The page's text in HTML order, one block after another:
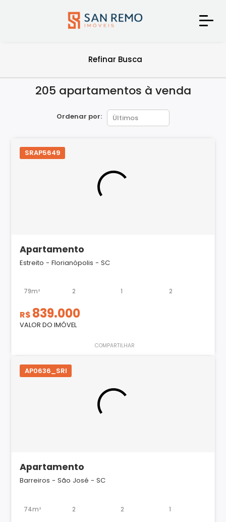
Refinar Busca
205 apartamentos à venda
Ordenar por:
SRAP5649
Apartamento
Estreito - Florianópolis - SC
79m² 2 1 2
R$ 839.000
VALOR DO IMÓVEL
COMPARTILHAR
AP0636_SRI
Apartamento
Barreiros - São José - SC
74m² 2 2 1